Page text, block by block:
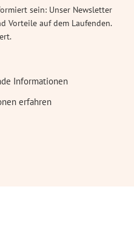
sein: Unser Newsletter
Vorteile auf dem Laufenden.
Informationen
erfahren